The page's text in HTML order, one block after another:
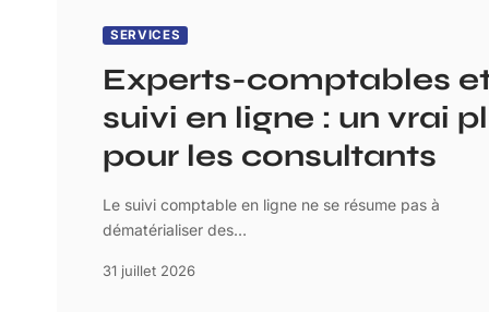
SERVICES
Experts-comptables
suivi en ligne : un vrai
pour les consultants
Le suivi comptable en ligne ne se résume pas à
dématérialiser des…
31 juillet 2026